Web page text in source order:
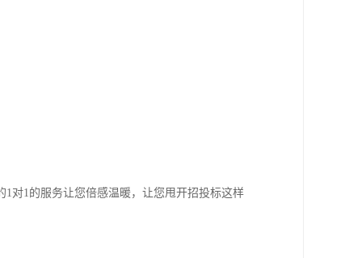
对1的服务让您倍感温暖，让您甩开招投标这样